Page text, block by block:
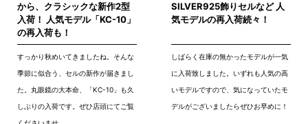
から、クラシックな新作2型
入荷！ 人気モデル「KC-10」
の再入荷も！
すっかり秋めいてきましたね。そんな
季節に似合う、セルの新作が届きまし
た。丸眼鏡の大本命、「KC-10」も久
しぶりの入荷です。ぜひ店頭にてご覧
SILVER925飾りセルなど 人
気モデルの再入荷続々！
しばらく在庫の無かったモデルが一気
に入荷致しました。いずれも人気の高
いモデルですので、気になっていたモ
デルがございましたらぜひお早めに！